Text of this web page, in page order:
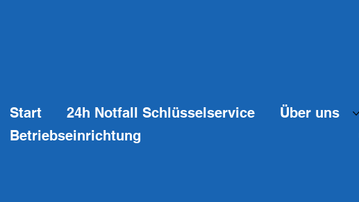
Start 24h Notfall Schlüsselservice Über uns
Betriebseinrichtung